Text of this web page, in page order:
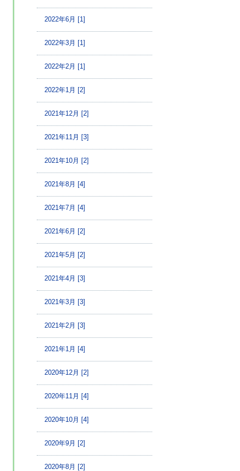
2022年6月 [1]
2022年3月 [1]
2022年2月 [1]
2022年1月 [2]
2021年12月 [2]
2021年11月 [3]
2021年10月 [2]
2021年8月 [4]
2021年7月 [4]
2021年6月 [2]
2021年5月 [2]
2021年4月 [3]
2021年3月 [3]
2021年2月 [3]
2021年1月 [4]
2020年12月 [2]
2020年11月 [4]
2020年10月 [4]
2020年9月 [2]
2020年8月 [2]